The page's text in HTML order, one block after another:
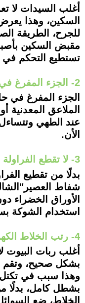
أغلب السيدات لا
السكين، وهذا
للجرح، الطريقة
مقبض السكين
تستطيع التحكم في
2- الجزء المفرغ في حلل الطهي
الجزء المفرغ
الملاعق المعدنية
عند الطهي
الأن.
3- لا تقطع الفراولة بالسكين
بدلًا من تقطيع
شفاط
الأوراق الخضراء
استخدام الشوكة
4- رتب الخلاط الكهربائي
أغلب ربات البيوت
بشكل صحيح، وتقم
وهذا سبب في تكتل
بشطل كامل، بدلًا
الخلاط، ضع